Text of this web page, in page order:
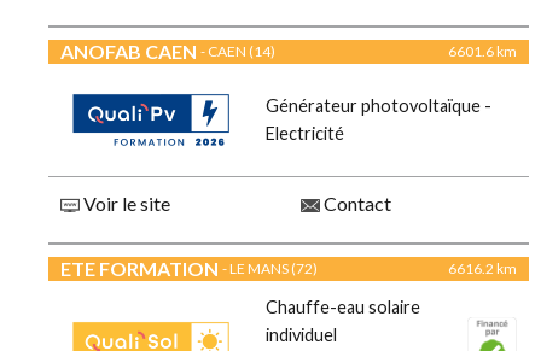
ANOFAB CAEN - CAEN (14) 6601.6 km
Générateur photovoltaïque -
Electricité
Voir le site Contact
ETE FORMATION - LE MANS (72) 6616.2 km
Chauffe-eau solaire
individuel